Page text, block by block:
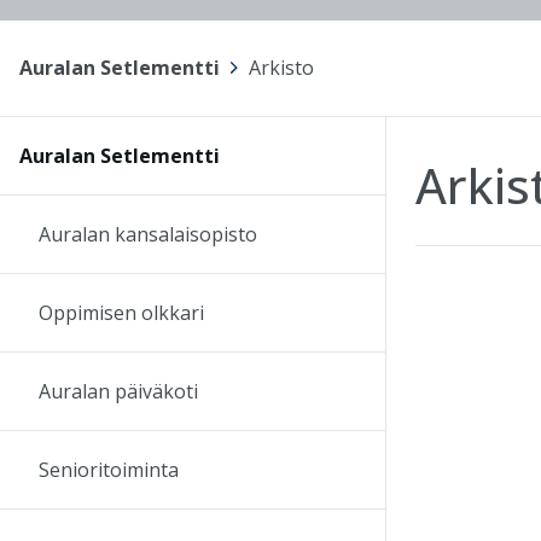
Auralan Setlementti Arkisto
Auralan Setlementti
Auralan kansalaisopisto
Oppimisen olkkari
Auralan päiväkoti
Senioritoiminta